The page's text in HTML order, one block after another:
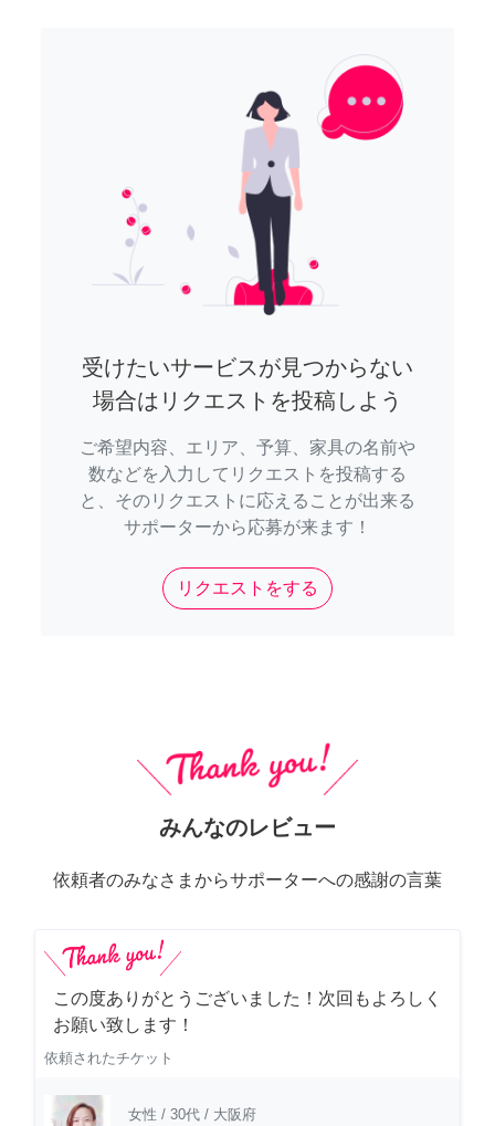
受けたいサービスが見つからない
場合はリクエストを投稿しよう
ご希望内容、エリア、予算、家具の名前や
数などを入力してリクエストを投稿する
と、そのリクエストに応えることが出来る
サポーターから応募が来ます！
リクエストをする
みんなのレビュー
依頼者のみなさまからサポーターへの感謝の言葉
この度ありがとうございました！次回もよろしく
お願い致します！
依頼されたチケット
女性 / 30代 / 大阪府